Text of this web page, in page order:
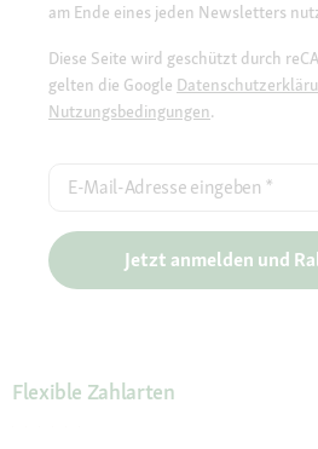
am Ende eines jeden Newsletters
Diese Seite wird geschützt durch
gelten die Google
Nutzungsbedingungen.
E-Mail-Adresse eingeben *
Jetzt anmelden und
Flexible Zahlarten